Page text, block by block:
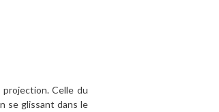
projection. Celle du
se glissant dans le